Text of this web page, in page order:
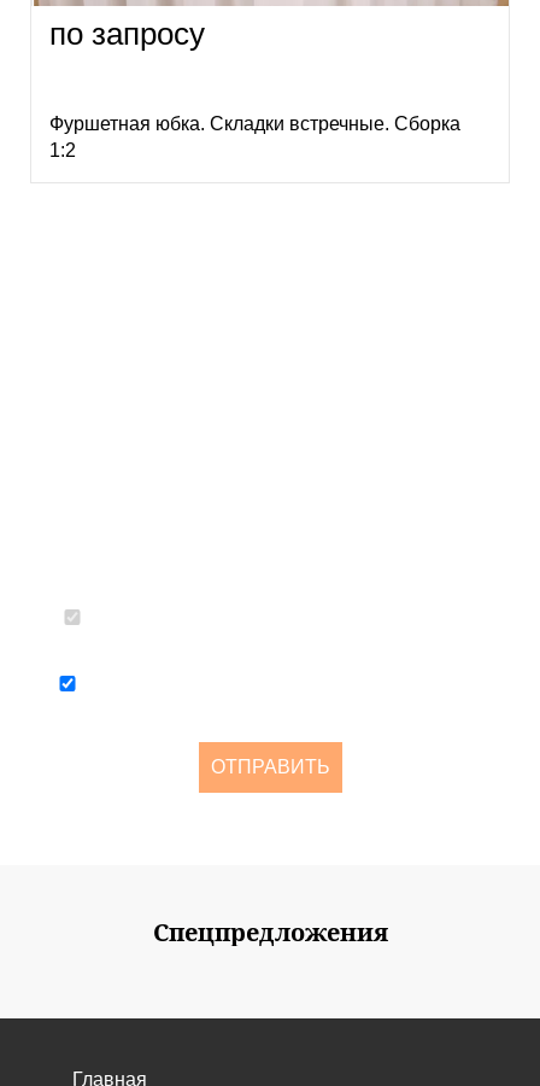
по запросу
Фуршетная юбка. Складки встречные. Сборка
1:2
ОТПРАВИТЬ
Спецпредложения
Главная